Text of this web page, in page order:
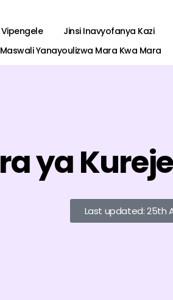
Vipengele Jinsi Inavyofanya Kazi
Maswali Yanayoulizwa Mara Kwa Mara
ya
Last updated: 25th